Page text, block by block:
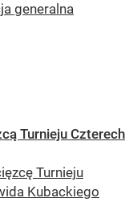
generalna
Turnieju Czterech
Turnieju
Kubackiego